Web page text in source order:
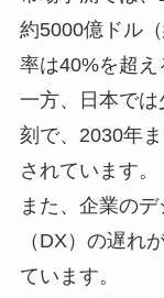
約5000億ドル
率は40%を超え
一方、日本で
刻で、2030年
されています。
また、企業の
（DX）の遅れ
ています。